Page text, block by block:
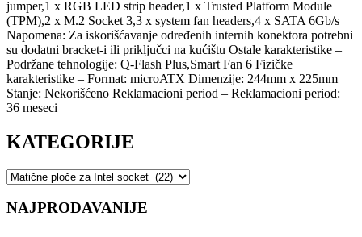
jumper,1 x RGB LED strip header,1 x Trusted Platform Module
(TPM),2 x M.2 Socket 3,3 x system fan headers,4 x SATA 6Gb/s
Napomena: Za iskorišćavanje određenih internih konektora potrebni
su dodatni bracket-i ili priključci na kućištu Ostale karakteristike –
Podržane tehnologije: Q-Flash Plus,Smart Fan 6 Fizičke
karakteristike – Format: microATX Dimenzije: 244mm x 225mm
Stanje: Nekorišćeno Reklamacioni period – Reklamacioni period:
36 meseci
KATEGORIJE
NAJPRODAVANIJE